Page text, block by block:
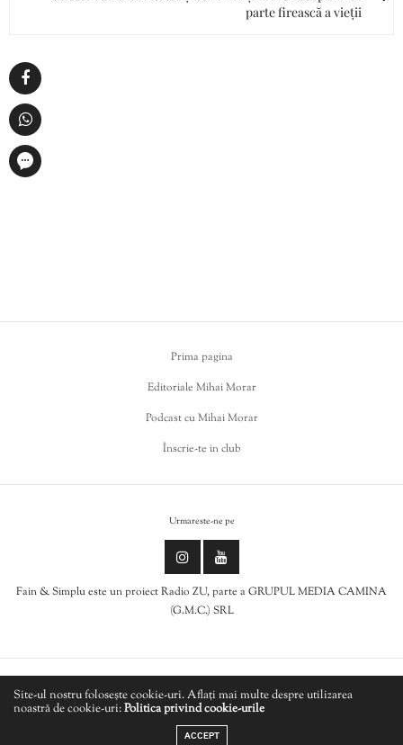
parte firească a vieții
Prima pagina
Editoriale Mihai Morar
Podcast cu Mihai Morar
Înscrie-te in club
Urmareste-ne pe
Fain & Simplu este un proiect Radio ZU, parte a GRUPUL MEDIA CAMINA
(G.M.C.) SRL
Politica de cookies
Politică de confidențialitate
Site-ul nostru folosește cookie-uri. Aflați mai multe despre utilizarea
noastră de cookie-uri:Politica privind cookie-urile
ACCEPT